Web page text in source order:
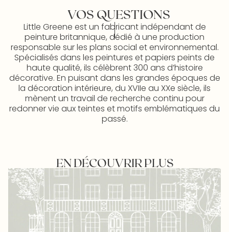
VOS QUESTIONS
Little Greene est un fabricant indépendant de
peinture britannique, dédié à une production
responsable sur les plans social et environnemental.
Spécialisés dans les peintures et papiers peints de
haute qualité, ils célèbrent 300 ans d’histoire
décorative. En puisant dans les grandes époques de
la décoration intérieure, du XVIIe au XXe siècle, ils
mènent un travail de recherche continu pour
redonner vie aux teintes et motifs emblématiques du
passé.
EN DÉCOUVRIR PLUS